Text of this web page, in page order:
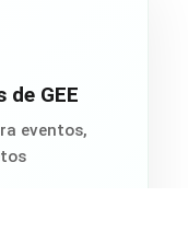
de GEE
eventos,